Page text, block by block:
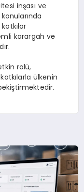
inşası ve
karargah ve
rolü,
ülkenin